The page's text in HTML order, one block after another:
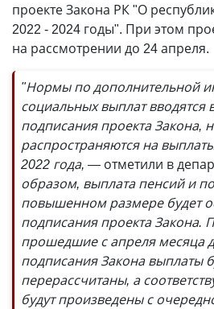
проекте Закона РК "О
2022 - 2024 годы". При этом
на рассмотрении до 24 апреля.
"Нормы по дополнительной
социальных выплат вводятся
подписания проекта Закона,
распространяются на
2022 года, — отметили в
образом, выплата пенсий и
повышенном размере будет
подписания проекта Закона.
прошедшие с апреля месяца
подписания Закона выплаты
перерассчитаны, а
будут произведены с